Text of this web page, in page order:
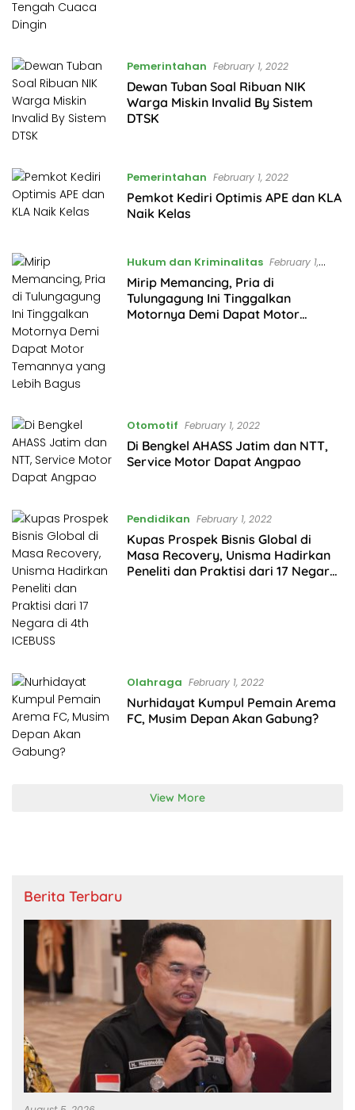
Pemerintahan February 1, 2022
Dewan Tuban Soal Ribuan NIK
Warga Miskin Invalid By Sistem
DTSK
Pemerintahan February 1, 2022
Pemkot Kediri Optimis APE dan KLA
Naik Kelas
Hukum dan Kriminalitas February 1,
2022
Mirip Memancing, Pria di
Tulungagung Ini Tinggalkan
Motornya Demi Dapat Motor
Otomotif February 1, 2022
Di Bengkel AHASS Jatim dan NTT,
Service Motor Dapat Angpao
Pendidikan February 1, 2022
Kupas Prospek Bisnis Global di
Masa Recovery, Unisma Hadirkan
Peneliti dan Praktisi dari 17 Negara
Olahraga February 1, 2022
Nurhidayat Kumpul Pemain Arema
FC, Musim Depan Akan Gabung?
View More
Berita Terbaru